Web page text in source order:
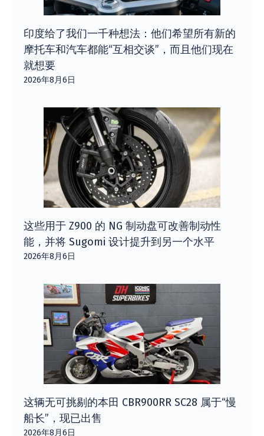
印度给了我们一千种想法：他们希望所有新的
摩托车和汽车都能“互相交谈”，而且他们现在
就想要
2026年8月6日
这些用于 Z900 的 NG 制动盘可改善制动性
能，并将 Sugomi 设计提升到另一个水平
2026年8月6日
这辆无可挑剔的本田 CBR900RR SC28 属于“慢
船长”，现已出售
2026年8月6日